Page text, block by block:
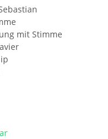
mit Stimme